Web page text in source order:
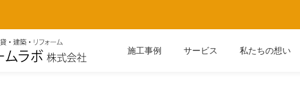
施工事例 サービス 私たちの想い